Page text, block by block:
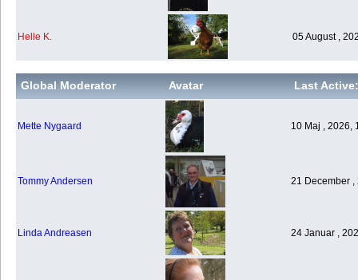
Helle K. 05 August ,
Global Moderator Avatar Last Active:
Mette Nygaard 10 Maj , 2026,
Tommy Andersen 21 December ,
Linda Andreasen 24 Januar ,